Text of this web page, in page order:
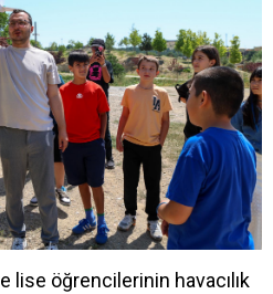
lise öğrencilerinin havacılık